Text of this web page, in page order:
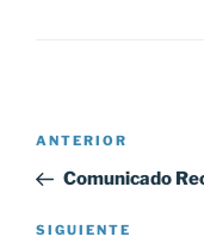
Navegación
entradas
Entrada
anterior:
ANTERIOR
Comunicado
Siguiente
SIGUIENTE